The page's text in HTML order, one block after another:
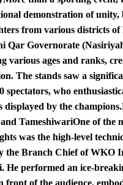
demonstration of
from various districts of
Qar Governorate
various ages and ranks,
The stands saw a
spectators, who
displayed by the champions.
TameshiwariOne of the
was the high-level
the Branch Chief of WKO
. He performed an ice-
front of the audience,